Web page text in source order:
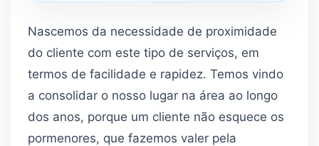
Nascemos da necessidade de proximidade
do cliente com este tipo de serviços, em
termos de facilidade e rapidez. Temos vindo
a consolidar o nosso lugar na área ao longo
dos anos, porque um cliente não esquece os
pormenores, que fazemos valer pela